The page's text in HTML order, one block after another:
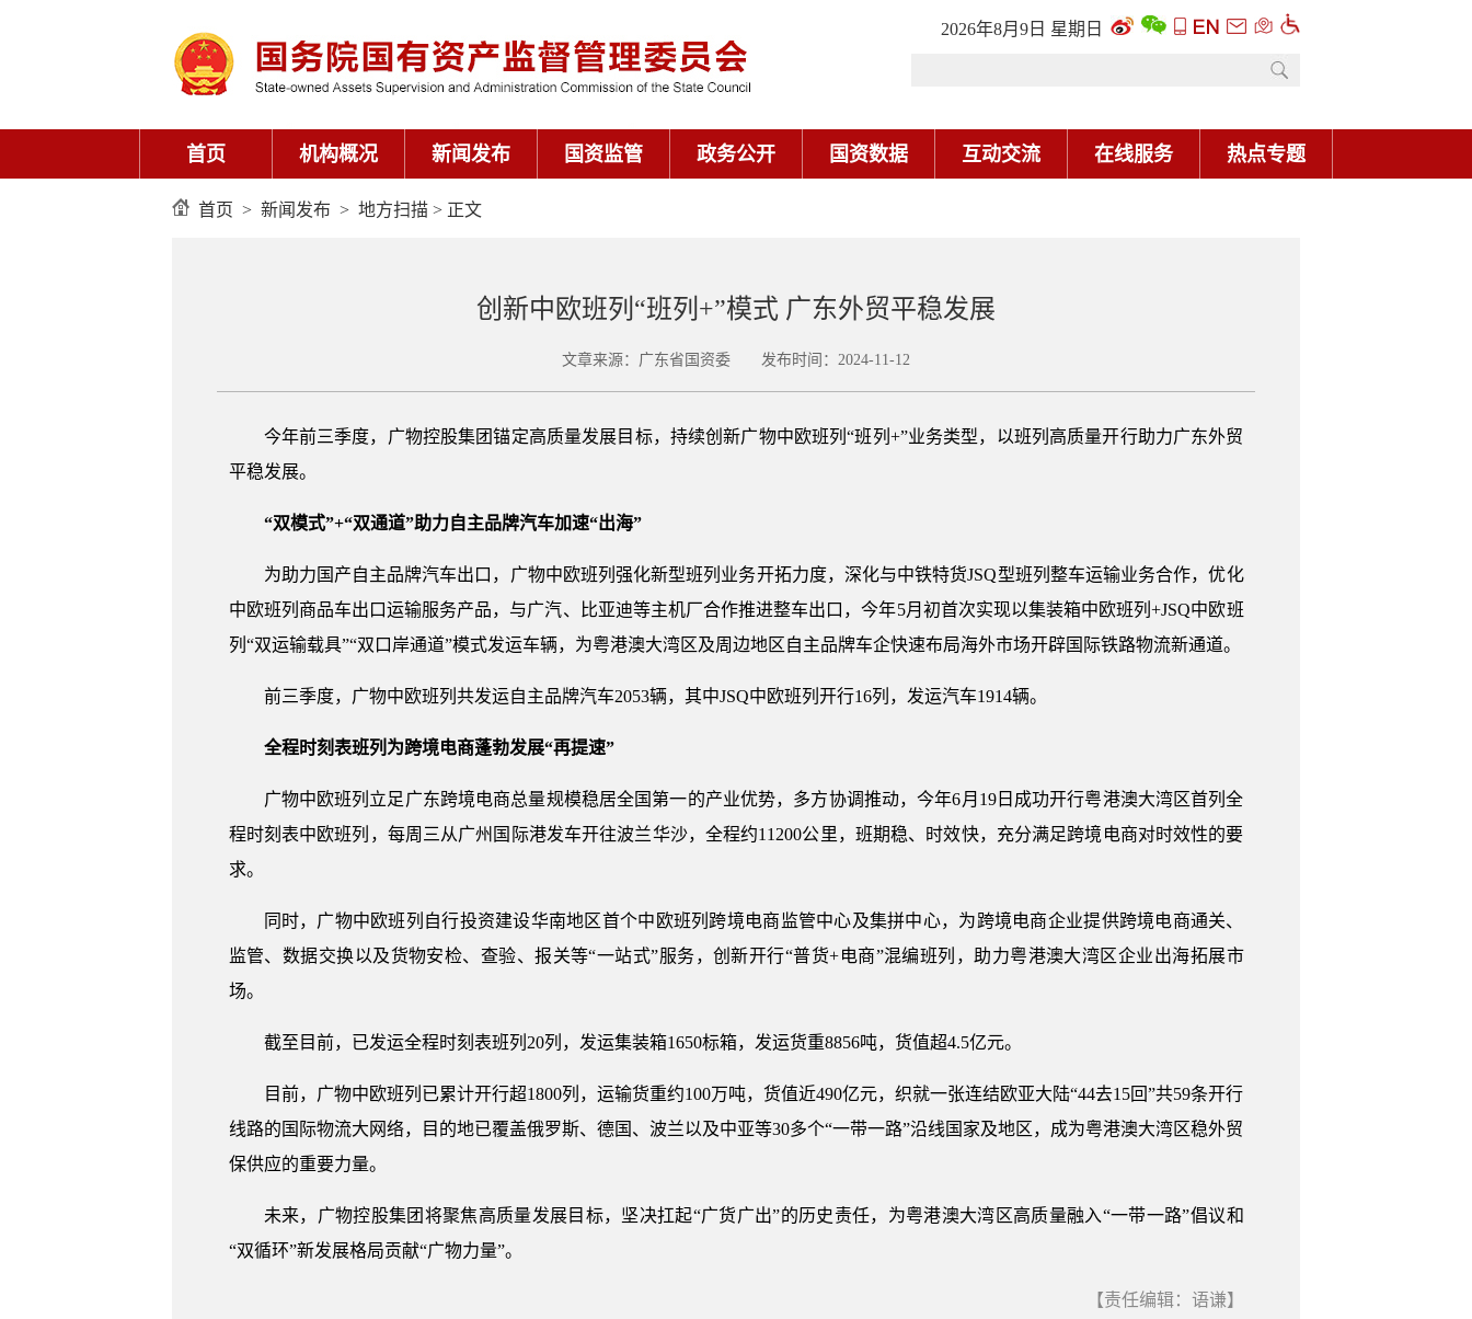
2026年8月9日 星期日
首页 机构概况 新闻发布 国资监管 政务公开 国资数据 互动交流 在线服务 热点专题
首页 > 新闻发布 > 地方扫描 > 正文
创新中欧班列“班列+”模式 广东外贸平稳发展
文章来源：广东省国资委 发布时间：2024-11-12
今年前三季度，广物控股集团锚定高质量发展目标，持续创新广物中欧班列“班列+”业务类型，以班列高质量开行助力广东外贸
平稳发展。
“双模式”+“双通道”助力自主品牌汽车加速“出海”
为助力国产自主品牌汽车出口，广物中欧班列强化新型班列业务开拓力度，深化与中铁特货JSQ型班列整车运输业务合作，优化
中欧班列商品车出口运输服务产品，与广汽、比亚迪等主机厂合作推进整车出口，今年5月初首次实现以集装箱中欧班列+JSQ中欧班
列“双运输载具”“双口岸通道”模式发运车辆，为粤港澳大湾区及周边地区自主品牌车企快速布局海外市场开辟国际铁路物流新通道。
前三季度，广物中欧班列共发运自主品牌汽车2053辆，其中JSQ中欧班列开行16列，发运汽车1914辆。
全程时刻表班列为跨境电商蓬勃发展“再提速”
广物中欧班列立足广东跨境电商总量规模稳居全国第一的产业优势，多方协调推动，今年6月19日成功开行粤港澳大湾区首列全
程时刻表中欧班列，每周三从广州国际港发车开往波兰华沙，全程约11200公里，班期稳、时效快，充分满足跨境电商对时效性的要
求。
同时，广物中欧班列自行投资建设华南地区首个中欧班列跨境电商监管中心及集拼中心，为跨境电商企业提供跨境电商通关、
监管、数据交换以及货物安检、查验、报关等“一站式”服务，创新开行“普货+电商”混编班列，助力粤港澳大湾区企业出海拓展市
场。
截至目前，已发运全程时刻表班列20列，发运集装箱1650标箱，发运货重8856吨，货值超4.5亿元。
目前，广物中欧班列已累计开行超1800列，运输货重约100万吨，货值近490亿元，织就一张连结欧亚大陆“44去15回”共59条开行
线路的国际物流大网络，目的地已覆盖俄罗斯、德国、波兰以及中亚等30多个“一带一路”沿线国家及地区，成为粤港澳大湾区稳外贸
保供应的重要力量。
未来，广物控股集团将聚焦高质量发展目标，坚决扛起“广货广出”的历史责任，为粤港澳大湾区高质量融入“一带一路”倡议和
“双循环”新发展格局贡献“广物力量”。
【责任编辑：语谦】